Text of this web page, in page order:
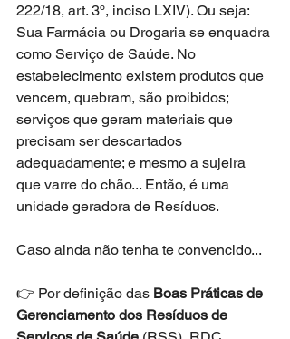
222/18, art. 3º, inciso LXIV). Ou seja:
Sua Farmácia ou Drogaria se enquadra
como Serviço de Saúde. No
estabelecimento existem produtos que
vencem, quebram, são proibidos;
serviços que geram materiais que
precisam ser descartados
adequadamente; e mesmo a sujeira
que varre do chão... Então, é uma
unidade geradora de Resíduos.
Caso ainda não tenha te convencido...
👉 Por definição das Boas Práticas de
Gerenciamento dos Resíduos de